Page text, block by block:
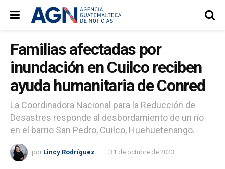
Familias afectadas por
inundación en Cuilco reciben
ayuda humanitaria de Conred
La Coordinadora Nacional para la Reducción de
Desastres responde al desbordamiento de un río
en el barrio San Pedro, Cuilco, Huehuetenango.
por Lincy Rodríguez 31 de octubre de 2023